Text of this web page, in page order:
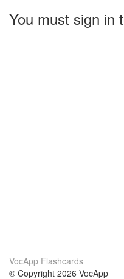
You must sign in
VocApp Flashcards
© Copyright 2026 VocApp